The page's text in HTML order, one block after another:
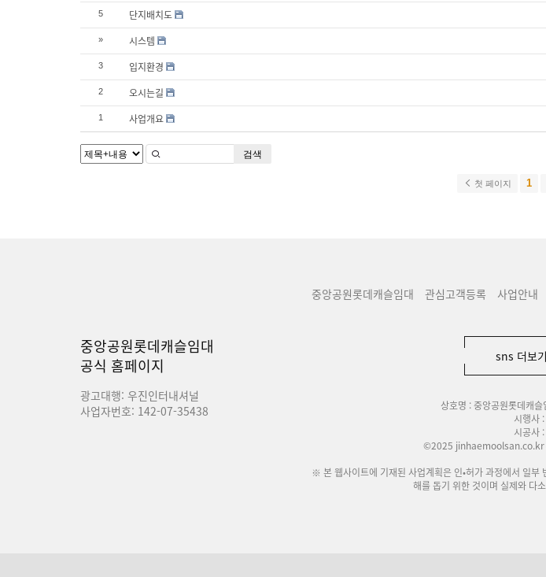
5 단지배치도
» 시스템
3 입지환경
2 오시는길
1 사업개요
검색
첫 페이지 1
중앙공원롯데캐슬임대 관심고객등록 사업안내
중앙공원롯데캐슬임대
공식 홈페이지
광고대행: 우진인터내셔널
사업자번호: 142-07-35438
sns 더보기
상호명 : 중앙공원롯데캐
시행사 :
시공사 :
©2025 jinhaemoolsan.co.kr
※ 본 웹사이트에 기재된 사업계획은 인•허가 과정에서 일부
해를 돕기 위한 것이며 실제와 다